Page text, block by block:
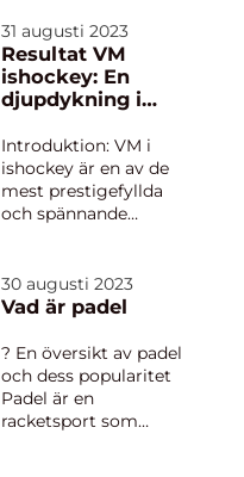
31 augusti 2023
Resultat VM
ishockey: En
djupdykning i
typer och
betydelse
Introduktion: VM i
ishockey är en av de
mest prestigefyllda
och spännande
denna populära sport.
I denna artikel
övergripande och
grundlig översikt över
resultaten från VM i
ishockey, både
30 augusti 2023
Vad är padel
? En översikt av padel
och dess popularitet
Padel är en
racketsport som